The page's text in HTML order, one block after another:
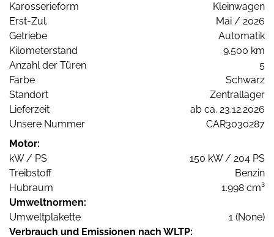
Karosserieform
Kleinwagen
Erst-Zul.
Mai / 2026
Getriebe
Automatik
Kilometerstand
9.500 km
Anzahl der Türen
5
Farbe
Schwarz
Standort
Zentrallager
Lieferzeit
ab ca. 23.12.2026
Unsere Nummer
CAR3030287
Motor:
kW / PS
150 kW / 204 PS
Treibstoff
Benzin
Hubraum
1.998 cm³
Umweltnormen:
Umweltplakette
1 (None)
Verbrauch und Emissionen nach WLTP: